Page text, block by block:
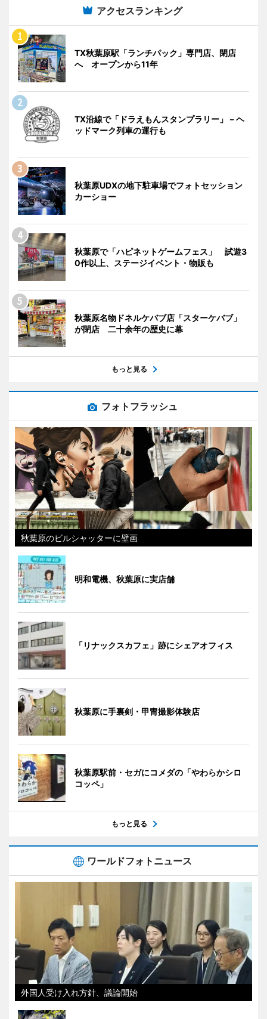
アクセスランキング
TX秋葉原駅「ランチパック」専門店、閉店
へ オープンから11年
TX沿線で「ドラえもんスタンプラリー」－ヘ
ッドマーク列車の運行も
秋葉原UDXの地下駐車場でフォトセッション
カーショー
秋葉原で「ハピネットゲームフェス」 試遊3
0作以上、ステージイベント・物販も
秋葉原名物ドネルケバブ店「スターケバブ」
が閉店 二十余年の歴史に幕
もっと見る
フォトフラッシュ
秋葉原のビルシャッターに壁画
明和電機、秋葉原に実店舗
「リナックスカフェ」跡にシェアオフィス
秋葉原に手裏剣・甲冑撮影体験店
秋葉原駅前・セガにコメダの「やわらかシロ
コッペ」
もっと見る
ワールドフォトニュース
外国人受け入れ方針、議論開始